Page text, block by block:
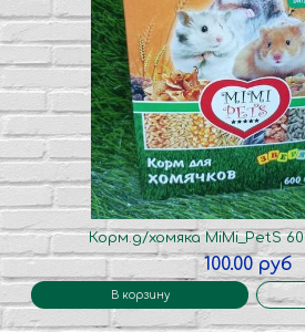
Корм.д/хомяка MiMi_PetS
100.00 руб
В корзину